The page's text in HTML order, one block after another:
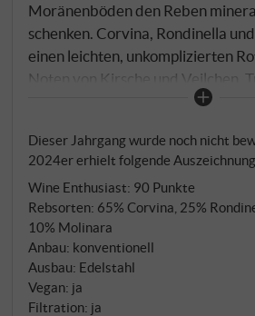
Moränenböden den Reben
schenken. Corvina, Rondinella
einen leichten, unkomplizierten
Noten von Kirsche und Veilchen.
feiner Mandelton im Abgang. Zehn
und halten den Wein schlank. Bei
Pasta oder hellem Fleisch, ein
sein Terroir nicht versteckt.
Dieser Jahrgang wurde noch nicht
2024er erhielt folgende
Wine Enthusiast: 90 Punkte
Rebsorten: 65% Corvina, 25%
10% Molinara
Anbau: konventionell
Ausbau: Edelstahl
Vegan: ja
Filtration: ja